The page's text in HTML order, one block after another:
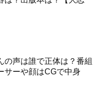
の声は誰で正体は？番組
サーや顔はCGで中身